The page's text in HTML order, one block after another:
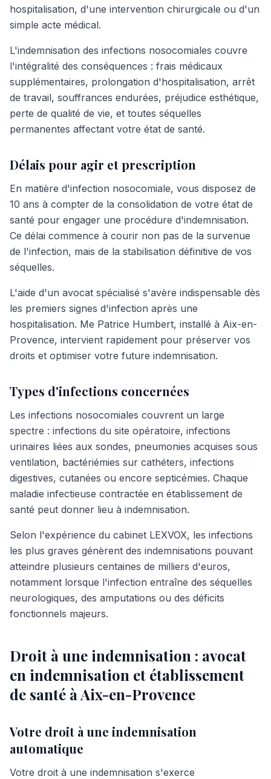
hospitalisation, d'une intervention chirurgicale ou d'un
simple acte médical.
L'indemnisation des infections nosocomiales couvre
l'intégralité des conséquences : frais médicaux
supplémentaires, prolongation d'hospitalisation, arrêt
de travail, souffrances endurées, préjudice esthétique,
perte de qualité de vie, et toutes séquelles
permanentes affectant votre état de santé.
Délais pour agir et prescription
En matière d'infection nosocomiale, vous disposez de
10 ans à compter de la consolidation de votre état de
santé pour engager une procédure d'indemnisation.
Ce délai commence à courir non pas de la survenue
de l'infection, mais de la stabilisation définitive de vos
séquelles.
L'aide d'un avocat spécialisé s'avère indispensable dès
les premiers signes d'infection après une
hospitalisation. Me Patrice Humbert, installé à Aix-en-
Provence, intervient rapidement pour préserver vos
droits et optimiser votre future indemnisation.
Types d'infections concernées
Les infections nosocomiales couvrent un large
spectre : infections du site opératoire, infections
urinaires liées aux sondes, pneumonies acquises sous
ventilation, bactériémies sur cathéters, infections
digestives, cutanées ou encore septicémies. Chaque
maladie infectieuse contractée en établissement de
santé peut donner lieu à indemnisation.
Selon l'expérience du cabinet LEXVOX, les infections
les plus graves génèrent des indemnisations pouvant
atteindre plusieurs centaines de milliers d'euros,
notamment lorsque l'infection entraîne des séquelles
neurologiques, des amputations ou des déficits
fonctionnels majeurs.
Droit à une indemnisation : avocat
en indemnisation et établissement
de santé à Aix-en-Provence
Votre droit à une indemnisation
automatique
Votre droit à une indemnisation s'exerce